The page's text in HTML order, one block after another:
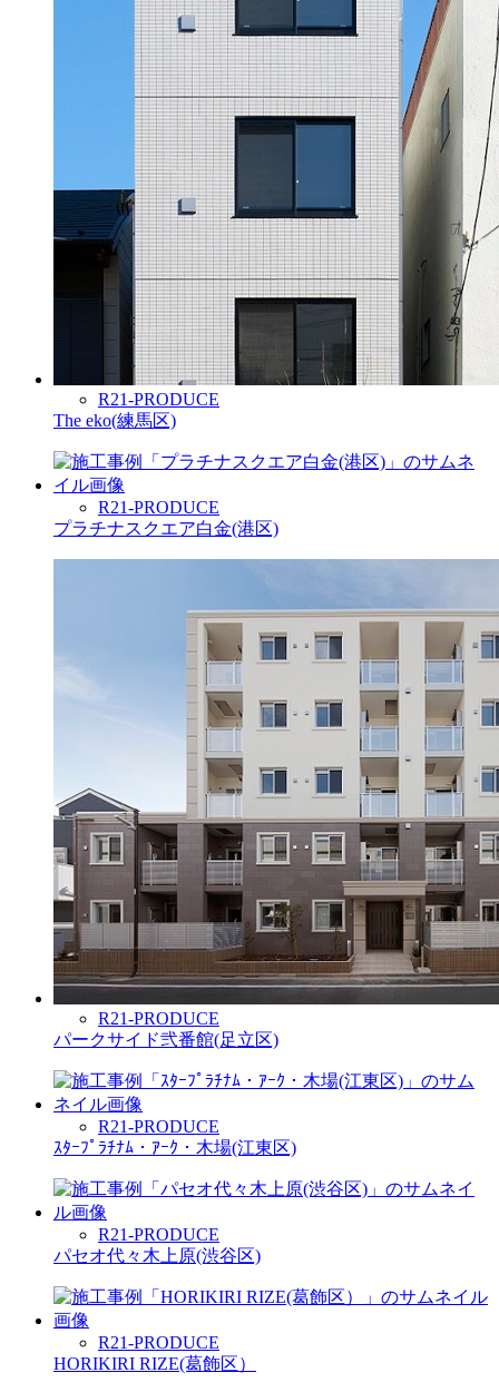
R21-PRODUCE
The eko(練馬区)
R21-PRODUCE
プラチナスクエア白金(港区)
R21-PRODUCE
パークサイド弐番館(足立区)
R21-PRODUCE
ｽﾀｰﾌﾟﾗﾁﾅﾑ・ｱｰｸ・木場(江東区)
R21-PRODUCE
パセオ代々木上原(渋谷区)
R21-PRODUCE
HORIKIRI RIZE(葛飾区）